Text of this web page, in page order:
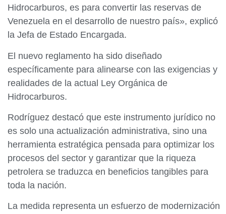
Hidrocarburos, es para convertir las reservas de
Venezuela en el desarrollo de nuestro país», explicó
la Jefa de Estado Encargada.
El nuevo reglamento ha sido diseñado
específicamente para alinearse con las exigencias y
realidades de la actual Ley Orgánica de
Hidrocarburos.
Rodríguez destacó que este instrumento jurídico no
es solo una actualización administrativa, sino una
herramienta estratégica pensada para optimizar los
procesos del sector y garantizar que la riqueza
petrolera se traduzca en beneficios tangibles para
toda la nación.
La medida representa un esfuerzo de modernización